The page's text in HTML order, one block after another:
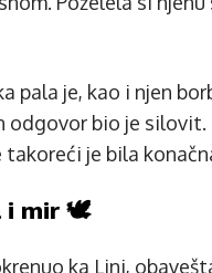
pala je, kao i njen
odgovor bio je silovit.
takoreći je bila
i mir 🕊️
ka Lini,